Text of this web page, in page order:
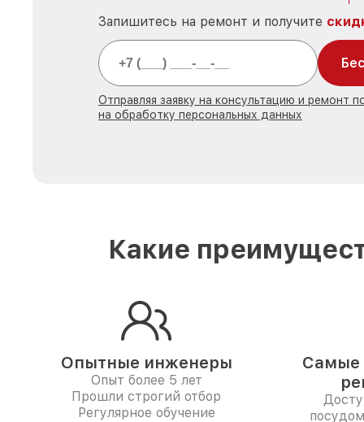
Запишитесь на ремонт и получите
Отправляя заявку на консультацию и ремонт
на обработку персональных данных
Какие
Опытные инженеры
Опыт более 5 лет
Прошли строгий отбор
Регулярное обучение
Самые